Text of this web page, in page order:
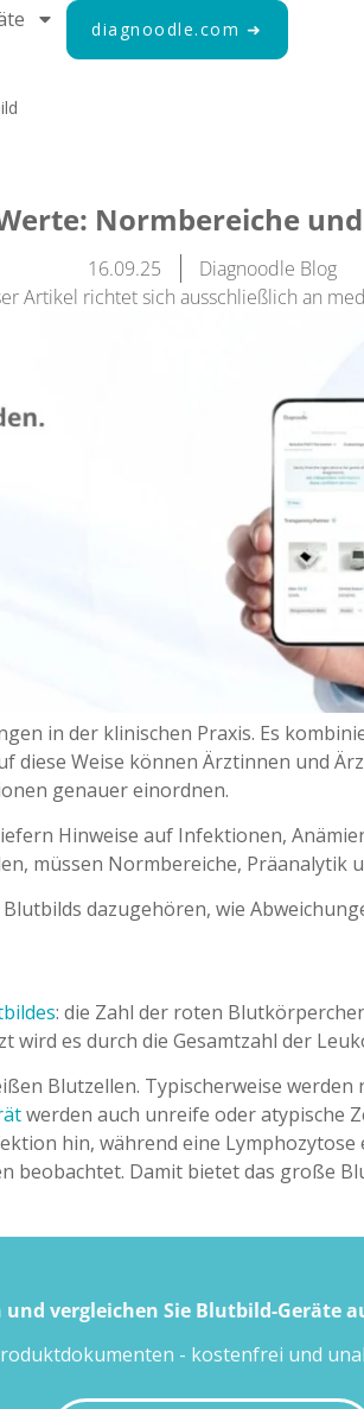
diagnoodle.com ➜
Normbereiche
16.09.25
Diagnoodle Blog
Artikel richtet sich ausschließlich an
in der klinischen Praxis. Es
diese Weise können Ärztinnen und
genauer einordnen.
Hinweise auf Infektionen,
müssen Normbereiche, Präanalytik
dazugehören, wie
: die Zahl der roten
wird es durch die Gesamtzahl der
Blutzellen. Typischerweise
werden auch unreife oder atypische
hin, während eine
Damit bietet das große
und vergleichen Sie Blutbild-Geräte
- kostenfrei und